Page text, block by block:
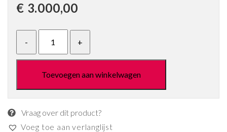
€ 3.000,00
Toevoegen aan winkelwagen
Vraag over dit product?
Voeg toe aan verlanglijst